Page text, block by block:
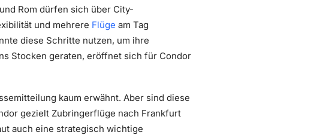
Rom dürfen sich über City-
und mehrere Flüge am Tag
diese Schritte nutzen, um ihre
Stocken geraten, eröffnet sich für Condor
kaum erwähnt. Aber sind diese
gezielt Zubringerflüge nach Frankfurt
auch eine strategisch wichtige